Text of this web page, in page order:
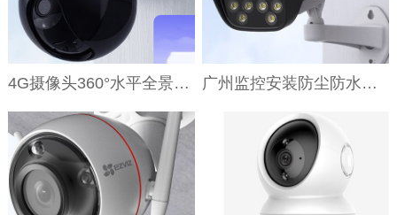
4G摄像头360°水平全景手机远程人形追踪广州无线监控 广州监控安装防尘防水摄像头广州监控安装